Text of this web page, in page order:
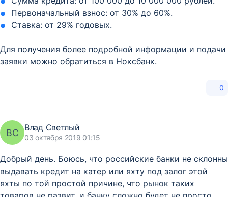
Первоначальный взнос: от 30% до 60%.
Ставка: от 29% годовых.
Для получения более подробной информации и подачи
заявки можно обратиться в Ноксбанк.
0
ВС Влад Светлый
03 октября 2019 01:15
Добрый день. Боюсь, что российские банки не склонны
выдавать кредит на катер или яхту под залог этой
яхты по той простой причине, что рынок таких